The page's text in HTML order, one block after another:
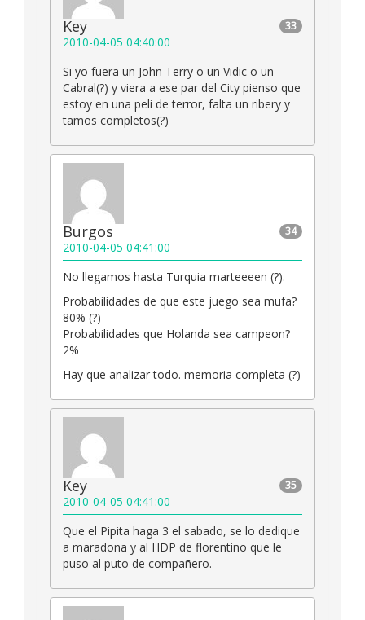
33
Key
2010-04-05 04:40:00
Si yo fuera un John Terry o un Vidic o un
Cabral(?) y viera a ese par del City pienso que
estoy en una peli de terror, falta un ribery y
tamos completos(?)
34
Burgos
2010-04-05 04:41:00
No llegamos hasta Turquia marteeeen (?).
Probabilidades de que este juego sea mufa?
80% (?)
Probabilidades que Holanda sea campeon?
2%
Hay que analizar todo. memoria completa (?)
35
Key
2010-04-05 04:41:00
Que el Pipita haga 3 el sabado, se lo dedique
a maradona y al HDP de florentino que le
puso al puto de compañero.